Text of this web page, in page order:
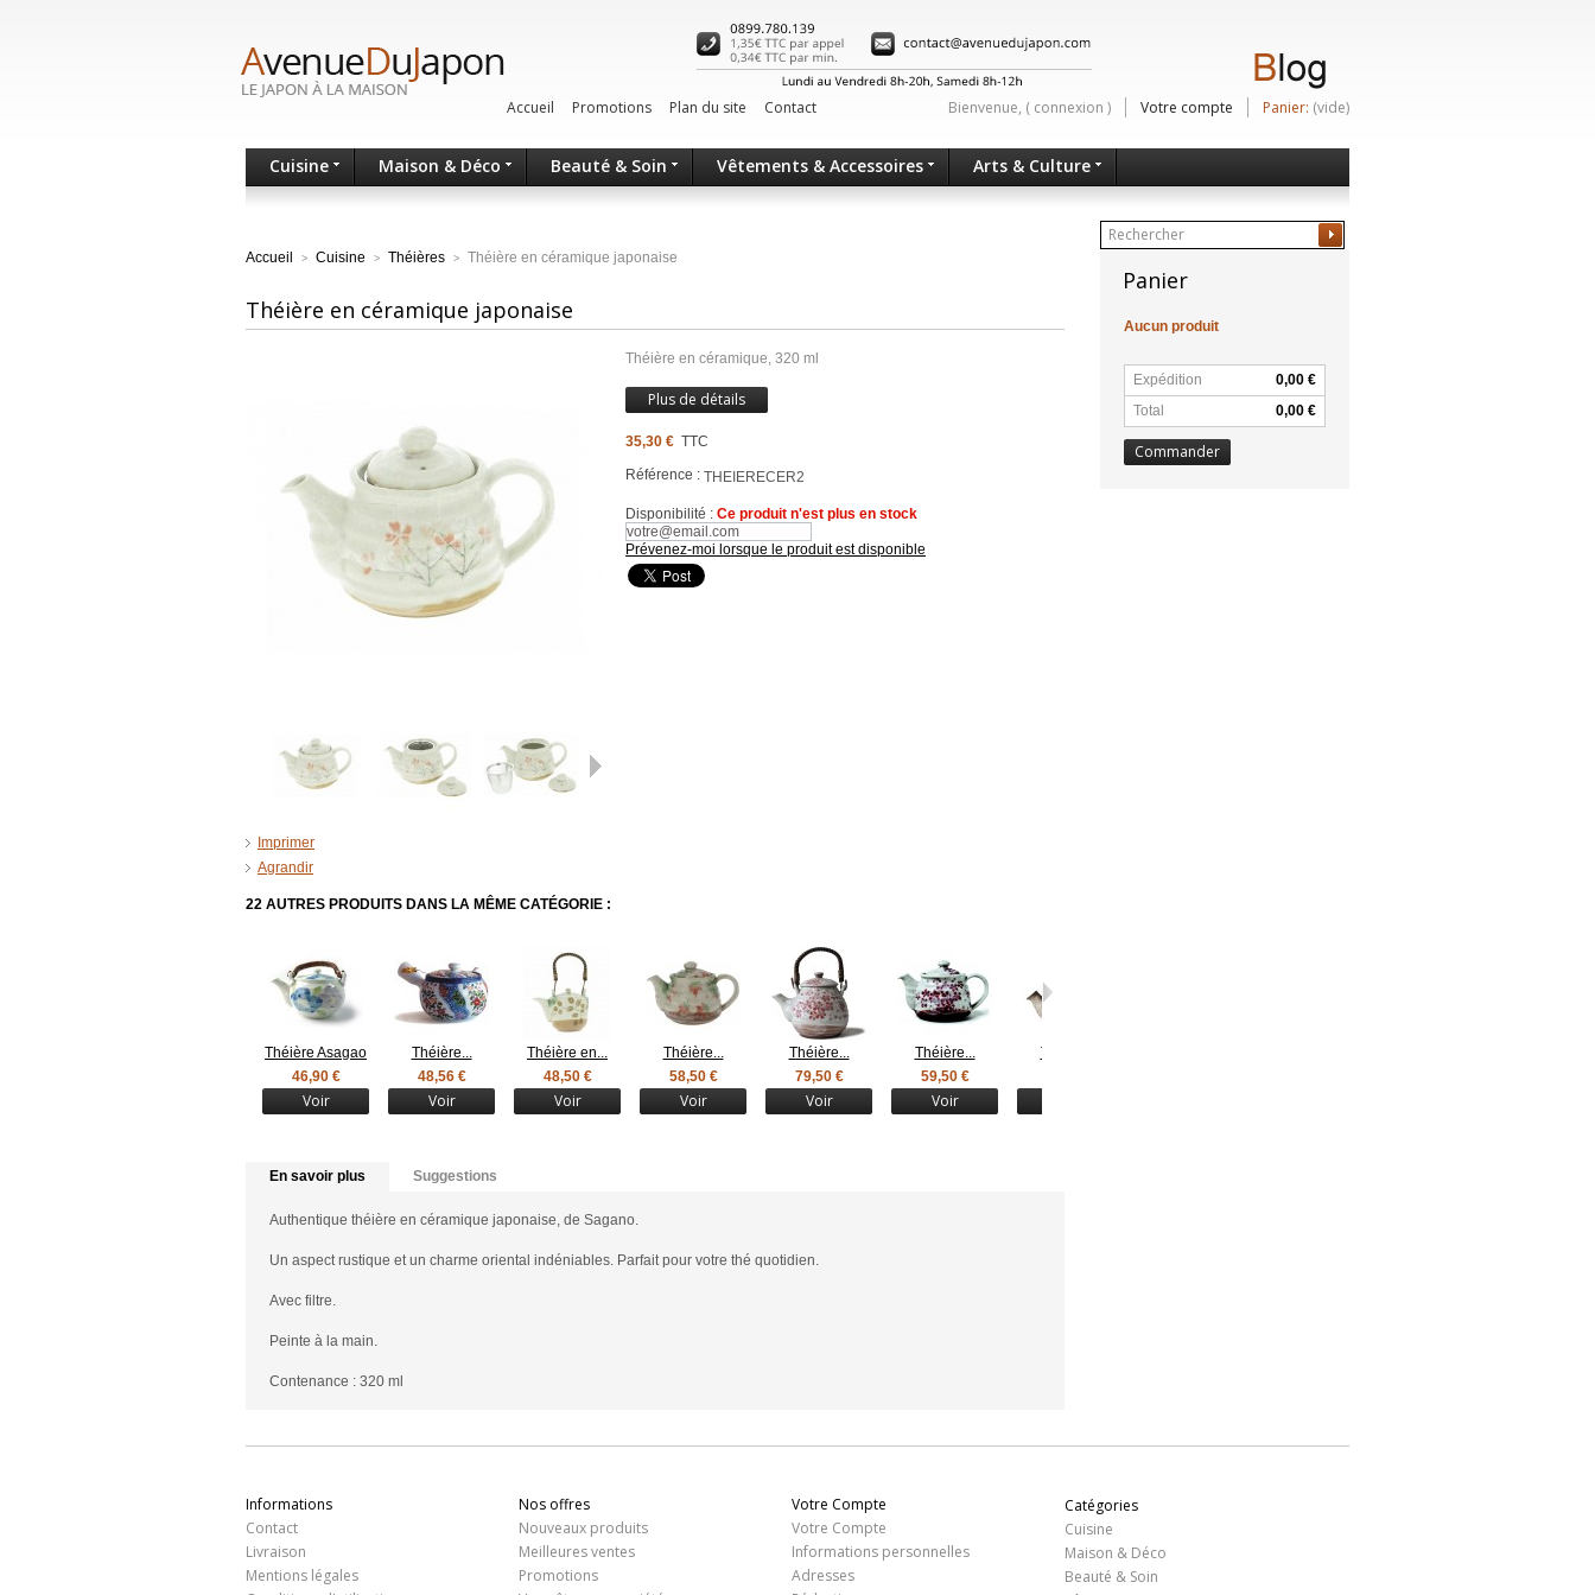
Bienvenue, ( connexion ) Votre compte Panier: (vide)
Accueil Promotions Plan du site Contact
Cuisine Maison & Déco Beauté & Soin Vêtements & Accessoires Arts & Culture
Accueil > Cuisine > Théières > Théière en céramique japonaise
Théière en céramique japonaise
Imprimer
Agrandir
Théière en céramique, 320 ml
Plus de détails
35,30 € TTC
Référence : THEIERECER2
Disponibilité : Ce produit n'est plus en stock
Prévenez-moi lorsque le produit est disponible
22 AUTRES PRODUITS DANS LA MÊME CATÉGORIE :
Théière Asagao
46,90 €
Voir
Théière...
48,56 €
Voir
Théière en...
48,50 €
Voir
Théière...
58,50 €
Voir
Théière...
79,50 €
Voir
Théière...
59,50 €
Voir
Théière...
En savoir plus Suggestions
Authentique théière en céramique japonaise, de Sagano.
Un aspect rustique et un charme oriental indéniables. Parfait pour votre thé quotidien.
Avec filtre.
Peinte à la main .
Contenance : 320 ml
Panier
Aucun produit
Expédition
0,00 €
Total
0,00 €
Commander
Catégories
Cuisine
Maison & Déco
Beauté & Soin
Informations
Contact
Livraison
Mentions légales
Nos offres
Nouveaux produits
Meilleures ventes
Promotions
Votre Compte
Votre Compte
Informations personnelles
Adresses